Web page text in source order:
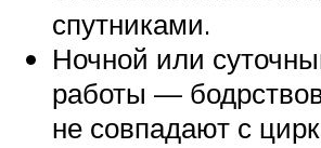
спутниками.
Ночной или
работы —
не совпадают с